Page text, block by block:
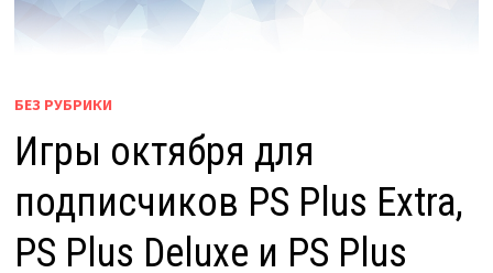
БЕЗ РУБРИКИ
Игры октября для
подписчиков PS Plus Extra,
PS Plus Deluxe и PS Plus